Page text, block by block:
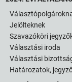
Jelölteknek
Szavazóköri
Választási iroda
Választási
Határozatok,